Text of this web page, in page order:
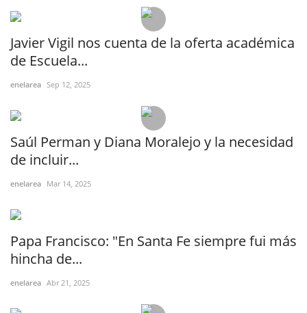
Javier Vigil nos cuenta de la oferta académica
de Escuela...
enelarea Sep 12, 2025
Saúl Perman y Diana Moralejo y la necesidad
de incluir...
enelarea Mar 14, 2025
Papa Francisco: "En Santa Fe siempre fui más
hincha de...
enelarea Abr 21, 2025